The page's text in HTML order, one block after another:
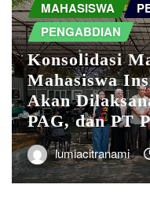
MAHASISWA
PENGABDIAN
Konsolidasi
Mahasiswa
Akan
PAG, dan PT
lumiacitranami